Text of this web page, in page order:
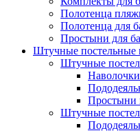
Полотенца
Полотенца для
Простыни для
Штучные постельные
Штучные
Наволочки
Простыни
Штучные